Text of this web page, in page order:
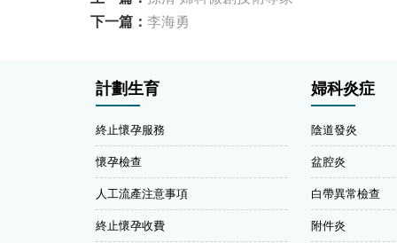
下一篇： 李海勇
計劃生育
終止懷孕服務
懷孕檢查
人工流產注意事項
終止懷孕收費
婦科炎症
陰道發炎
盆腔炎
白帶異常檢查
附件炎